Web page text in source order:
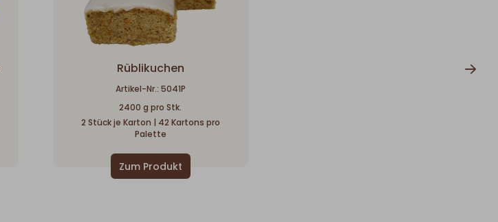
Rüblikuchen
Artikel-Nr.: 5041P
2400 g pro Stk.
2 Stück je Karton | 42 Kartons pro
Palette